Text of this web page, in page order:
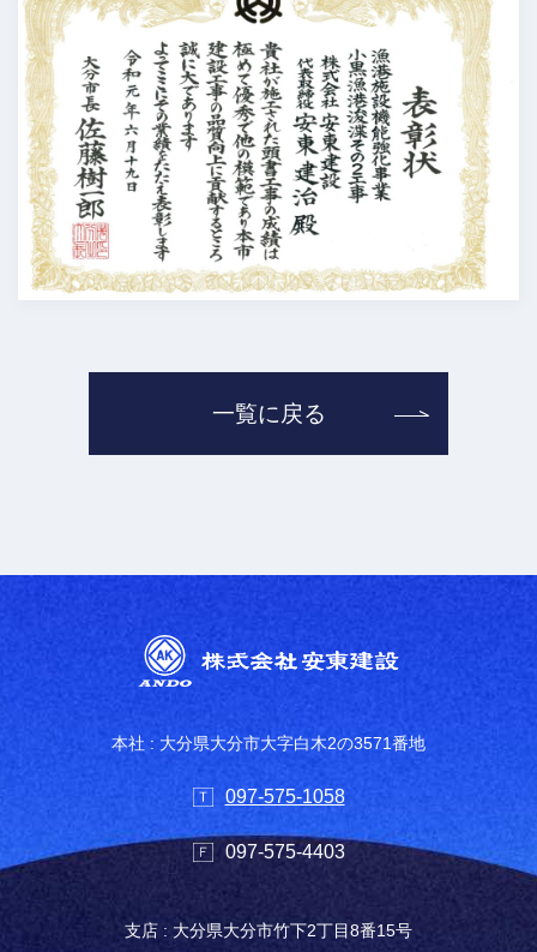
一覧に戻る
本社 : 大分県大分市大字白木2の3571番地
097-575-1058
097-575-4403
支店 : 大分県大分市竹下2丁目8番15号